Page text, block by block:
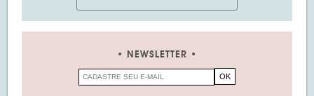
NEWSLETTER